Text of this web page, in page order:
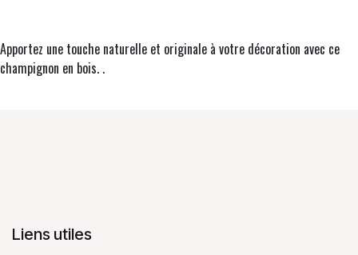
Apportez une touche naturelle et originale à votre décoration avec ce
champignon en bois. .
Liens utiles